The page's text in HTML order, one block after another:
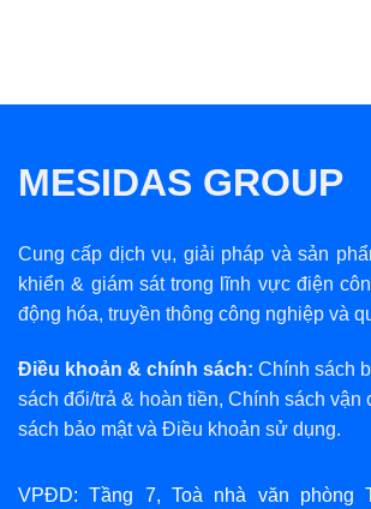
MESIDAS GROUP
Cung cấp dịch vụ, giải pháp và sản
khiển & giám sát trong lĩnh vực điện
động hóa, truyền thông công nghiệp và
Điều khoản & chính sách: Chính sách
sách đổi/trả & hoàn tiền, Chính sách vận
sách bảo mậtvà Điều khoản sử dụng.
VPĐD: Tầng 7, Toà nhà văn phòng